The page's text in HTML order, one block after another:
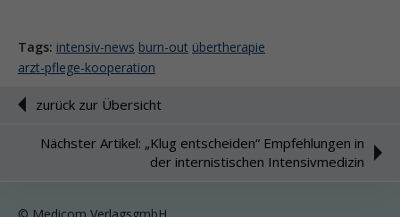
Tags: intensiv-news burn-out übertherapie
arzt-pflege-kooperation
zurück zur Übersicht
Nächster Artikel: „Klug entscheiden“ Empfehlungen in
der internistischen Intensivmedizin